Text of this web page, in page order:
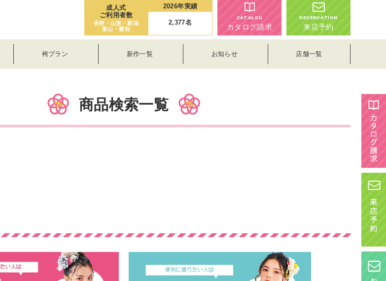
成人式
ご利用者数
長野・山形・新潟
富山・愛知
2026年実績
2,377名
CATALOG
カタログ請求
RESERVATION
来店予約
袴プラン 新作一覧 お知らせ 店舗一覧
商品検索一覧